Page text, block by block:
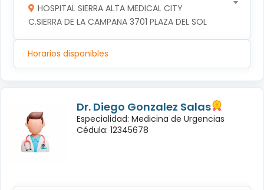
HOSPITAL SIERRA ALTA MEDICAL CITY
C.SIERRA DE LA CAMPANA 3701 PLAZA DEL SOL
Horarios disponibles
Dr. Diego Gonzalez Salas
Especialidad: Medicina de Urgencias
Cédula: 12345678